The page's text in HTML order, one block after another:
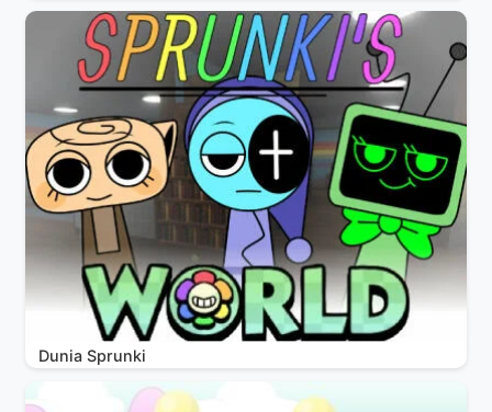
Dunia Sprunki